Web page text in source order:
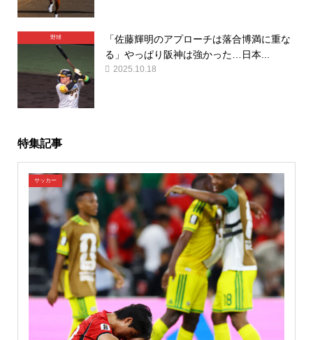
野球
「佐藤輝明のアプローチは落合博満に重な
る」やっぱり阪神は強かった…日本...
2025.10.18
特集記事
サッカー